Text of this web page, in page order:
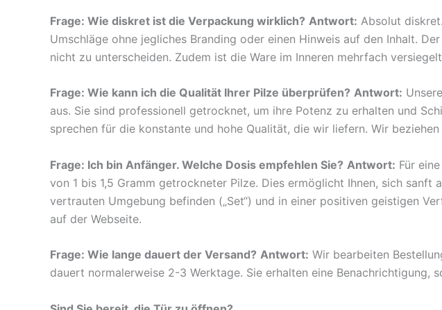
Frage: Wie diskret ist die Verpackung wirklich? Antwort: Absolut
Umschläge ohne jegliches Branding oder einen Hinweis auf den Inhalt.
nicht zu unterscheiden. Zudem ist die Ware im Inneren mehrfach
Frage: Wie kann ich die Qualität Ihrer Pilze überprüfen? Antwort:
aus. Sie sind professionell getrocknet, um ihre Potenz zu erhalten und
sprechen für die konstante und hohe Qualität, die wir liefern. Wir
Frage: Ich bin Anfänger. Welche Dosis empfehlen Sie? Antwort: Für
von 1 bis 1,5 Gramm getrockneter Pilze. Dies ermöglicht Ihnen, sich
vertrauten Umgebung befinden („Set“) und in einer positiven geistigen
auf der Webseite.
Frage: Wie lange dauert der Versand? Antwort: Wir bearbeiten
dauert normalerweise 2-3 Werktage. Sie erhalten eine Benachrichtigung,